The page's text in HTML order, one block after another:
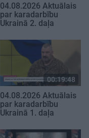
04.08.2026 Aktuālais
par karadarbību
Ukrainā 2. daļa
00:19:48
04.08.2026 Aktuālais
par karadarbību
Ukrainā 1. daļa